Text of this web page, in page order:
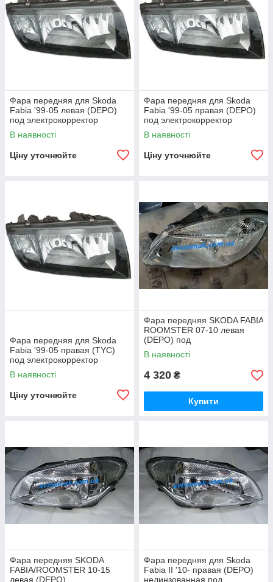
Фара передняя для Skoda
Fabia '99-05 левая (DEPO)
под электрокорректор
В наявності
Ціну уточнюйте
Фара передняя для Skoda
Fabia '99-05 правая (DEPO)
под электрокорректор
В наявності
Ціну уточнюйте
Фара передняя для Skoda
Fabia '99-05 правая (TYC)
под электрокорректор
В наявності
Ціну уточнюйте
Фара передняя SKODA FABIA
ROOMSTER 07-10 левая
(DEPO) под
электрокорректор
В наявності
4 320 ₴
Купити
Фара передняя SKODA
FABIA/ROOMSTER 10-15
левая (DEPO)
Фара передняя для Skoda
Fabia II '10- правая (DEPO)
нелинзованная под